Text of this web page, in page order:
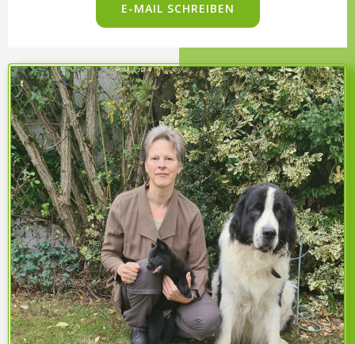
E-MAIL SCHREIBEN